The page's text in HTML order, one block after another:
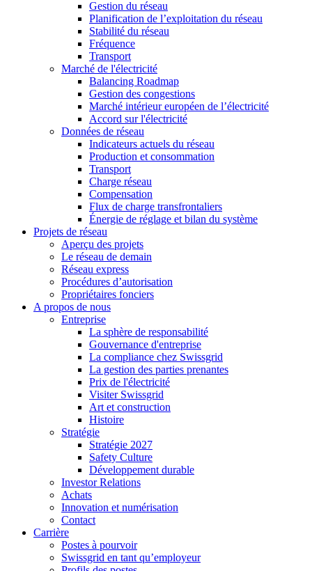
Gestion du réseau
Planification de l’exploitation du réseau
Stabilité du réseau
Fréquence
Transport
Marché de l'électricité
Balancing Roadmap
Gestion des congestions
Marché intérieur européen de l’électricité
Accord sur l'électricité
Données de réseau
Indicateurs actuels du réseau
Production et consommation
Transport
Charge réseau
Compensation
Flux de charge transfrontaliers
Énergie de réglage et bilan du système
Projets de réseau
Aperçu des projets
Le réseau de demain
Réseau express
Procédures d’autorisation
Propriétaires fonciers
A propos de nous
Entreprise
La sphère de responsabilité
Gouvernance d'entreprise
La compliance chez Swissgrid
La gestion des parties prenantes
Prix de l'électricité
Visiter Swissgrid
Art et construction
Histoire
Stratégie
Stratégie 2027
Safety Culture
Développement durable
Investor Relations
Achats
Innovation et numérisation
Contact
Carrière
Postes à pourvoir
Swissgrid en tant qu’employeur